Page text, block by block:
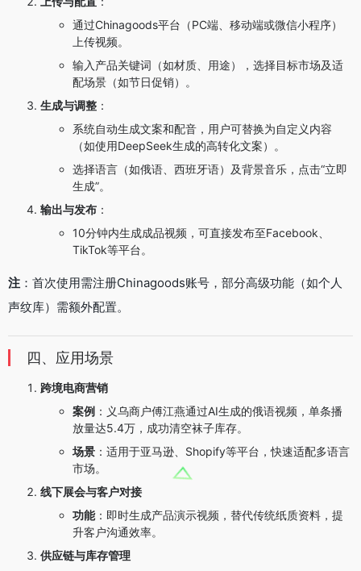
通过Chinagoods平台（PC端、移动端或微信小程序）
上传视频。
输入产品关键词（如材质、用途），选择目标市场及适
配场景（如节日促销）。
生成与调整 ：
系统自动生成文案和配音，用户可替换为自定义内容
（如使用DeepSeek生成的高转化文案）。
选择语言（如俄语、西班牙语）及背景音乐，点击“立即
生成”。
输出与发布 ：
10分钟内生成成品视频，可直接发布至Facebook、
TikTok等平台。
注 ：首次使用需注册Chinagoods账号，部分高级功能（如个人
声纹库）需额外配置。
四、应用场景
跨境电商营销
案例 ：义乌商户傅江燕通过AI生成的俄语视频，单条播
放量达5.4万，成功清空袜子库存。
场景 ：适用于亚马逊、Shopify等平台，快速适配多语言
市场。
线下展会与客户对接
功能：即时生成产品演示视频，替代传统纸质资料，提
升客户沟通效率。
供应链与库存管理